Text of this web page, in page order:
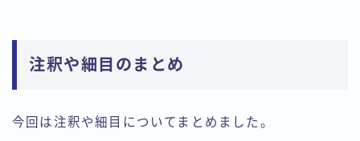
注釈や細目のまとめ
今回は注釈や細目についてまとめました。